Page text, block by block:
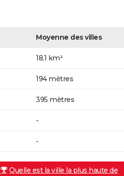
Moyenne des villes
18,1 km²
194 mètres
395 mètres
-
-
Quelle est la ville la plus haute de